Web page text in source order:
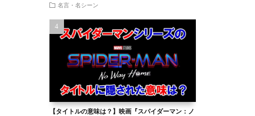
名言・名シーン
【タイトルの意味は？】映画『スパイダーマン：ノ